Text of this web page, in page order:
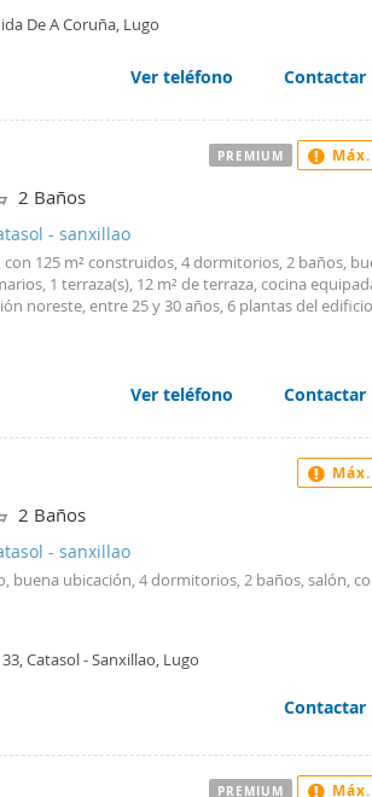
Salón comedor muy luminoso y muy acogedor,
informes personales para seguro de impagos.
Ascensor Calefacción individual.
De A Coruña, Lugo
Ver teléfono Contactar
2 Baños
- sanxillao
125 m² construidos, 4 dormitorios, 2 baños,
1 terraza(s), 12 m² de terraza, cocina
noreste, entre 25 y 30 años, 6 plantas del
suelo de gres. REF:K2907...Atención solo
alquila amplio piso en Zona estación de
en Hall de entrada principal , sala, cuatro
, dos cuartos de baño completos , amplia
calefacción y agua caliente de gas natural. Se
minutos andando de magisterio , enfermería ,
. Se solicitan garantías.
Ver teléfono Contactar
PREMIUM
2 Baños
- sanxillao
buena ubicación, 4 dormitorios, 2 baños, salón,
Catasol - Sanxillao, Lugo
Contactar
PREMIUM